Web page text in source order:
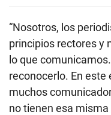
“Nosotros, los
principios rectores y
lo que
reconocerlo. En
muchos
no tienen esa